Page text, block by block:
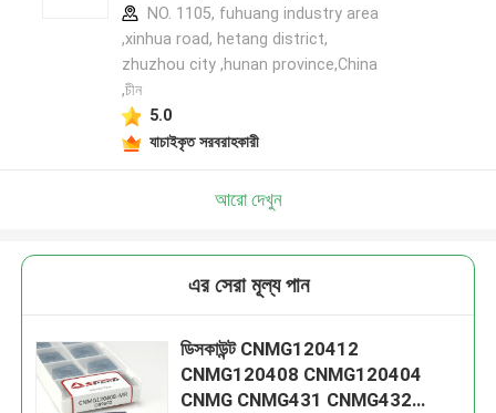
NO. 1105, fuhuang industry area
,xinhua road, hetang district,
zhuzhou city ,hunan province,China
,চীন
5.0
যাচাইকৃত সরবরাহকারী
আরো দেখুন
এর সেরা মূল্য পান
ডিসকাউন্ট CNMG120412
CNMG120408 CNMG120404
CNMG CNMG431 CNMG432